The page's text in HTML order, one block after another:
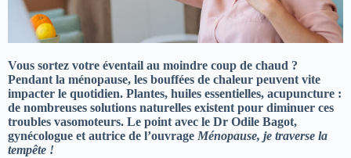
Vous sortez votre éventail au moindre coup de chaud ?
Pendant la ménopause, les bouffées de chaleur peuvent vite
impacter le quotidien. Plantes, huiles essentielles, acupuncture :
de nombreuses solutions naturelles existent pour diminuer ces
troubles vasomoteurs. Le point avec le Dr Odile Bagot,
gynécologue et autrice de l’ouvrage Ménopause, je traverse la
tempête !